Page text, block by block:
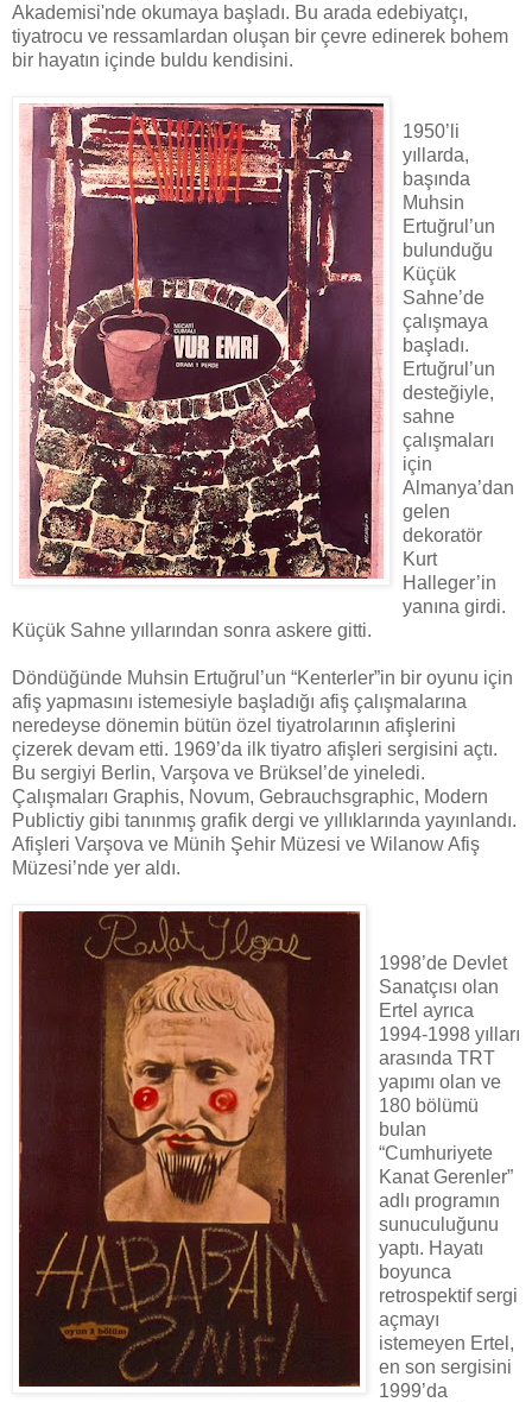
Akademisi'nde okumaya başladı. Bu arada edebiyatçı,
tiyatrocu ve ressamlardan oluşan bir çevre edinerek bohem
bir hayatın içinde buldu kendisini.
1950’li
yıllarda,
başında
Muhsin
Ertuğrul’un
bulunduğu
Küçük
Sahne’de
çalışmaya
başladı.
Ertuğrul’un
desteğiyle,
sahne
çalışmaları
için
Almanya’dan
gelen
dekoratör
Kurt
Halleger’in
yanına girdi.
Küçük Sahne yıllarından sonra askere gitti.
Döndüğünde Muhsin Ertuğrul’un “Kenterler”in bir oyunu için
afiş yapmasını istemesiyle başladığı afiş çalışmalarına
neredeyse dönemin bütün özel tiyatrolarının afişlerini
çizerek devam etti. 1969’da ilk tiyatro afişleri sergisini açtı.
Bu sergiyi Berlin, Varşova ve Brüksel’de yineledi.
Çalışmaları Graphis, Novum, Gebrauchsgraphic, Modern
Publictiy gibi tanınmış grafik dergi ve yıllıklarında yayınlandı.
Afişleri Varşova ve Münih Şehir Müzesi ve Wilanow Afiş
Müzesi’nde yer aldı.
1998’de Devlet
Sanatçısı olan
Ertel ayrıca
1994-1998 yılları
arasında TRT
yapımı olan ve
180 bölümü
bulan
“Cumhuriyete
Kanat Gerenler”
adlı programın
sunuculuğunu
yaptı. Hayatı
boyunca
retrospektif sergi
açmayı
istemeyen Ertel,
en son sergisini
1999’da